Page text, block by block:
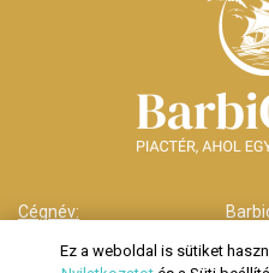
Cégnév:
ul.
Ez a weboldal is sütiket